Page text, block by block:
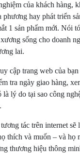
của khách hàng,
hay phát triển
1 sản phẩm mới. Nói
sống cho doanh
lai.
cập trang web của bạn
tra ngày giao hàng,
lý do tại sao công
tác trên internet sẽ
thích và muốn – và họ
thương hiệu thông